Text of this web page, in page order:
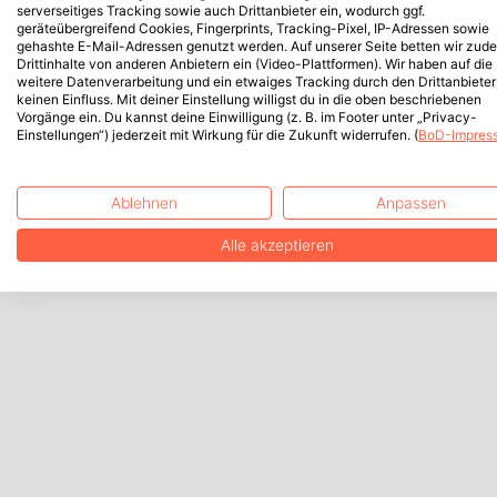
serverseitiges Tracking sowie auch Drittanbieter ein, wodurch ggf.
geräteübergreifend Cookies, Fingerprints, Tracking-Pixel, IP-Adressen sowie
gehashte E-Mail-Adressen genutzt werden. Auf unserer Seite betten wir
Drittinhalte von anderen Anbietern ein (Video-Plattformen). Wir haben auf die
weitere Datenverarbeitung und ein etwaiges Tracking durch den Drittanbieter
keinen Einfluss. Mit deiner Einstellung willigst du in die oben beschriebenen
Vorgänge ein. Du kannst deine Einwilligung (z. B. im Footer unter „Privacy-
Einstellungen“) jederzeit mit Wirkung für die Zukunft widerrufen. (BoD-
Ablehnen Anpassen
Alle akzeptieren